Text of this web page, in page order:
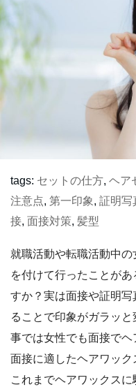
tags: セットの仕方, ヘア
注意点, 第一印象, 証明写
接, 面接対策, 髪型
就職活動や転職活動中
を付けて行ったことが
すか？実は面接や証明
ることで印象がガラッ
事では女性でも面接でヘ
面接に適したヘアワック
これまでヘアワックス